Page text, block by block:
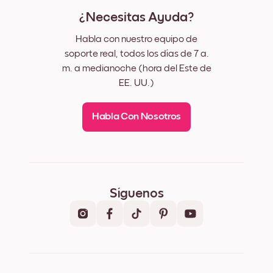
¿Necesitas Ayuda?
Habla con nuestro equipo de
soporte real, todos los días de 7 a.
m. a medianoche (hora del Este de
EE. UU.)
Habla Con Nosotros
Síguenos